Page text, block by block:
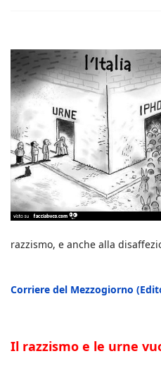
razzismo, e anche alla
Corriere del Mezzogiorno
Il razzismo e le urne